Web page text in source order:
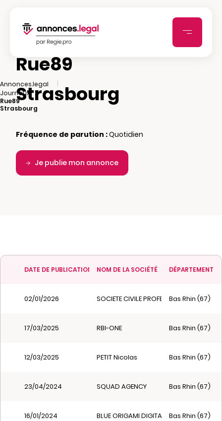
Annonces.legal
|
Journaux
|
Rue89
Strasbourg
Rue89
Strasbourg
Fréquence de parution :Quotidien
Je publie mon annonce
DATE DE PUBLICATION NOM DE LA SOCIÉTÉ DÉPARTEMENT
02/01/2026 SOCIETE CIVILE PROFESSIONNELLE DE
Bas Rhin (67)
17/03/2025 RBI-ONE Bas Rhin (67)
12/03/2025 PETIT Nicolas Bas Rhin (67)
23/04/2024 SQUAD AGENCY Bas Rhin (67)
16/01/2024 BLUE ORIGAMI DIGITAL Bas Rhin (67)